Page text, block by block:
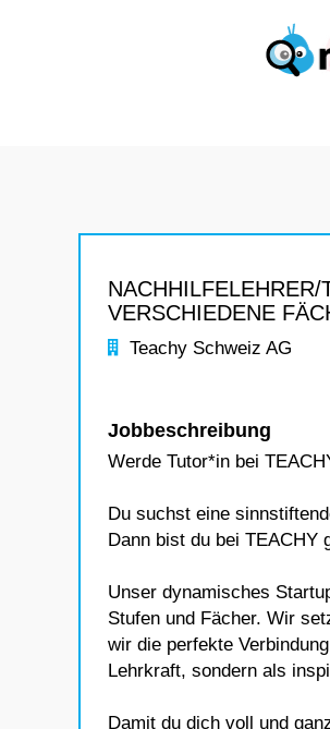
NACHHILFELEHRER/
VERSCHIEDENE
Teachy Schweiz AG
Jobbeschreibung
Werde Tutor*in bei
Du suchst eine
Dann bist du bei TEACHY
Unser dynamisches
Stufen und Fächer. Wir
wir die perfekte
Lehrkraft, sondern als
Damit du dich voll und